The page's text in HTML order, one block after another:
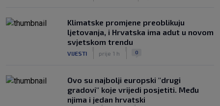
Klimatske promjene preoblikuju
ljetovanja, i Hrvatska ima adut u novom
svjetskom trendu
VIJESTI prije 1 h 0
Ovo su najbolji europski "drugi
gradovi" koje vrijedi posjetiti. Među
njima i jedan hrvatski